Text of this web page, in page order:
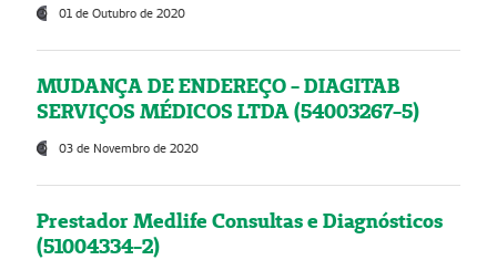
01 de Outubro de 2020
MUDANÇA DE ENDEREÇO - DIAGITAB
SERVIÇOS MÉDICOS LTDA (54003267-5)
03 de Novembro de 2020
Prestador Medlife Consultas e Diagnósticos
(51004334-2)